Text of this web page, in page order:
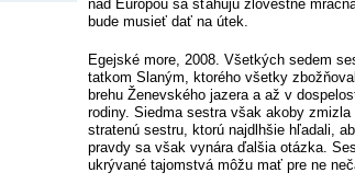
nad Európou sa sťahujú zlovestné
bude musieť dať na útek.
Egejské more, 2008. Všetkých sedem
tatkom Slaným, ktorého všetky
brehu Ženevského jazera a až v
rodiny. Siedma sestra však akoby
stratenú sestru, ktorú najdlhšie hľadali,
pravdy sa však vynára ďalšia otázka.
ukrývané tajomstvá môžu mať pre ne